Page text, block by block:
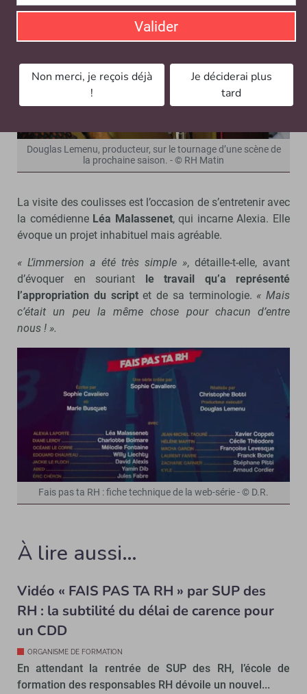
Douglas Lemenu, producteur, sur le tournage d’une scène de
la prochaine saison. - © RH Matin
La visite des coulisses est l’occasion de s’entretenir avec
la comédienne Léa Malassenet, qui incarne Alexia. Elle
évoque un projet inhabituel mais agréable.
« L’immersion a été très simple », détaille-t-elle, avant
d’évoquer en souriant le travail qu’a représenté
l’appropriation du scriptet de sa terminologie. « Mais
c’était un peu la même chose pour chacun d’entre
nous ! ».
Fais pas ta RH : fiche technique de la web-série - © D.R.
À lire aussi…
Vidéo « FAIS PAS TA RH » par SUP des
RH : la subtilité du délai de carence pour
un CDD
ORGANISME DE FORMATION
En attendant la rentrée de SUP des RH, l’école de
formation des responsables RH dévoile un nouvel...
Valider
Non merci, je reçois déjà
!
Je déciderai plus
tard